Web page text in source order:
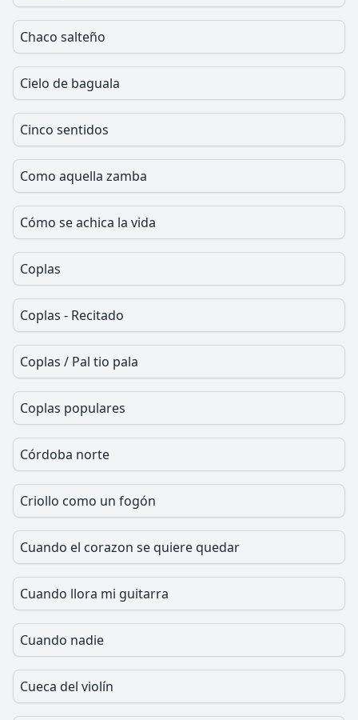
Chaco salteño
Cielo de baguala
Cinco sentidos
Como aquella zamba
Cómo se achica la vida
Coplas
Coplas - Recitado
Coplas / Pal tio pala
Coplas populares
Córdoba norte
Criollo como un fogón
Cuando el corazon se quiere quedar
Cuando llora mi guitarra
Cuando nadie
Cueca del violín